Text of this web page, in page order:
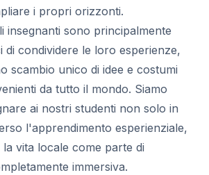
i propri orizzonti.
insegnanti sono principalmente
di condividere le loro esperienze,
scambio unico di idee e costumi
da tutto il mondo. Siamo
ai nostri studenti non solo in
l'apprendimento esperienziale,
la vita locale come parte di
immersiva.